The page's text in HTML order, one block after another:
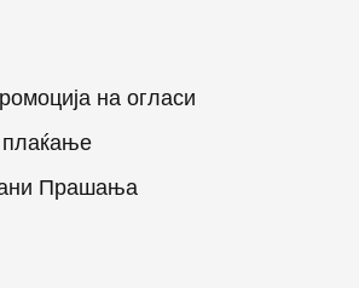
на огласи
Прашања